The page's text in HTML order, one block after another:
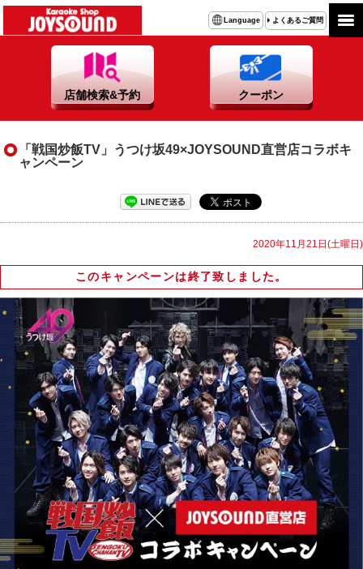
Language よくあるご質問
店舗検索&予約 クーポン
「戦国炒飯TV」うつけ坂49×JOYSOUND直営店コラボキ
ャンペーン
2020年11月21日(土曜日)
このキャンペーンは終了致しました。